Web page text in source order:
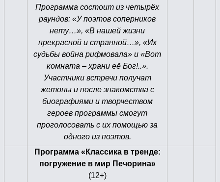
Программа состоит из четырёх
раундов: «У поэтов соперников
нету…», «В нашей жизни
прекрасной и странной…», «Их
судьбы война рифмовала» и «Вот
комната – храни её Бог!..».
Участники встречи получат
жетоны и после знакомства с
биографиями и творчеством
героев программы смогут
проголосовать с их помощью за
одного из поэтов.
Программа «Классика в тренде:
погружение в мир Печорина»
(12+)